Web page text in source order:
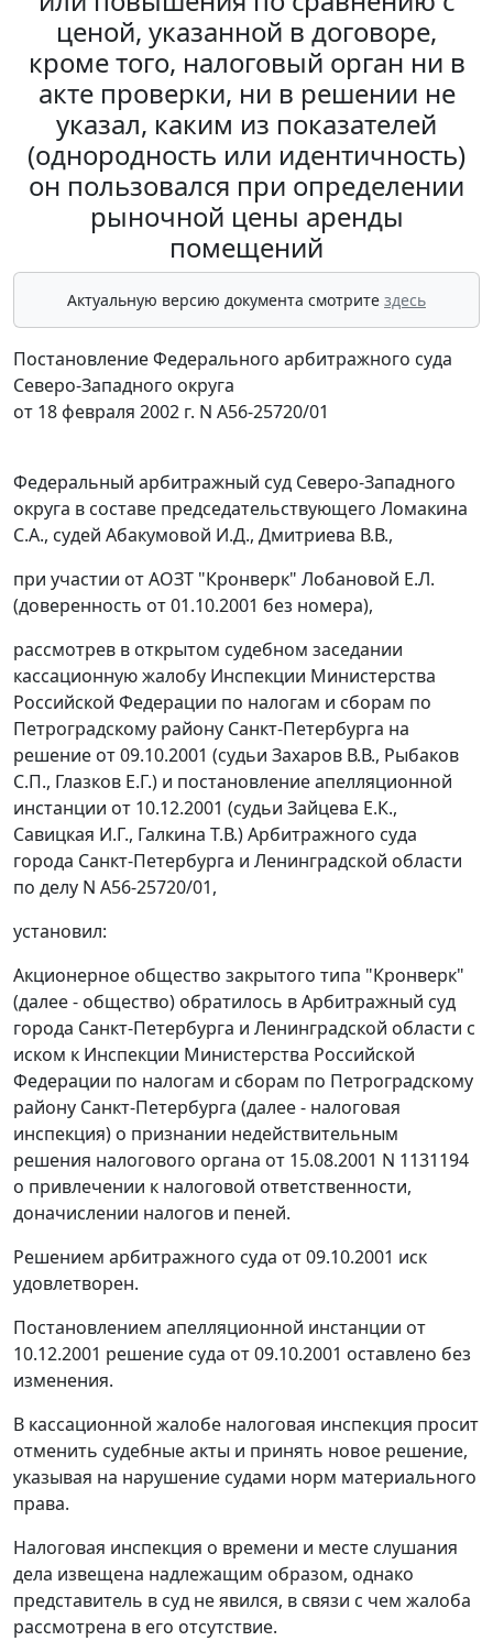
ценой, указанной в договоре,
кроме того, налоговый орган ни в
акте проверки, ни в решении не
указал, каким из показателей
(однородность или идентичность)
он пользовался при определении
рыночной цены аренды
помещений
Актуальную версию документа смотрите здесь
Постановление Федерального арбитражного суда
Северо-Западного округа
от 18 февраля 2002 г. N А56-25720/01
Федеральный арбитражный суд Северо-Западного
округа в составе председательствующего Ломакина
С.А., судей Абакумовой И.Д., Дмитриева В.В.,
при участии от АОЗТ "Кронверк" Лобановой Е.Л.
(доверенность от 01.10.2001 без номера),
рассмотрев в открытом судебном заседании
кассационную жалобу Инспекции Министерства
Российской Федерации по налогам и сборам по
Петроградскому району Санкт-Петербурга на
решение от 09.10.2001 (судьи Захаров В.В., Рыбаков
С.П., Глазков Е.Г.) и постановление апелляционной
инстанции от 10.12.2001 (судьи Зайцева Е.К.,
Савицкая И.Г., Галкина Т.В.) Арбитражного суда
города Санкт-Петербурга и Ленинградской области
по делу N А56-25720/01,
установил:
Акционерное общество закрытого типа "Кронверк"
(далее - общество) обратилось в Арбитражный суд
города Санкт-Петербурга и Ленинградской области с
иском к Инспекции Министерства Российской
Федерации по налогам и сборам по Петроградскому
району Санкт-Петербурга (далее - налоговая
инспекция) о признании недействительным
решения налогового органа от 15.08.2001 N 1131194
о привлечении к налоговой ответственности,
доначислении налогов и пеней.
Решением арбитражного суда от 09.10.2001 иск
удовлетворен.
Постановлением апелляционной инстанции от
10.12.2001 решение суда от 09.10.2001 оставлено без
изменения.
В кассационной жалобе налоговая инспекция просит
отменить судебные акты и принять новое решение,
указывая на нарушение судами норм материального
права.
Налоговая инспекция о времени и месте слушания
дела извещена надлежащим образом, однако
представитель в суд не явился, в связи с чем жалоба
рассмотрена в его отсутствие.